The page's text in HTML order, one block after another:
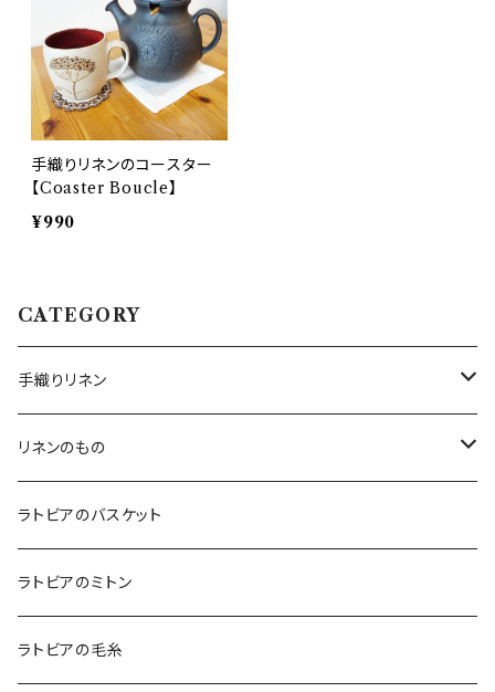
手織りリネンのコースター
【Coaster Boucle】
¥990
CATEGORY
手織りリネン
テーブルクロス
テーブルランナー
コースター
ブランケット
リネンのもの
キッチンアイテム
エプロン
鍋つかみ
バッグ
ランチバッグ
クッションカバー
ラトビアのバスケット
ラトビアのミトン
ラトビアの毛糸